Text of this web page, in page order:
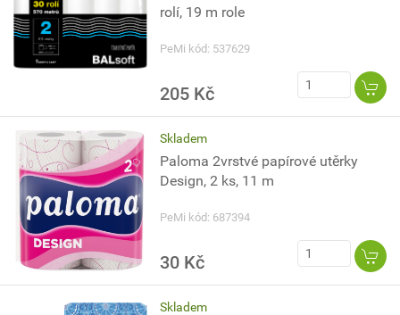
rolí, 19 m role
PeMi kód: 537629
205 Kč
Skladem
Paloma 2vrstvé papírové utěrky
Design, 2 ks, 11 m
PeMi kód: 687394
30 Kč
Skladem